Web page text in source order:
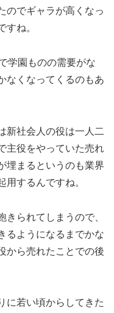
のでギャラが高くなっ
すね。
学園ものの需要がな
なくなってくるのもあ
新社会人の役は一人二
主役をやっていた売れ
埋まるというのも業界
用するんですね。
られてしまうので、
るようになるまでかな
から売れたことでの後
に若い頃からしてきた